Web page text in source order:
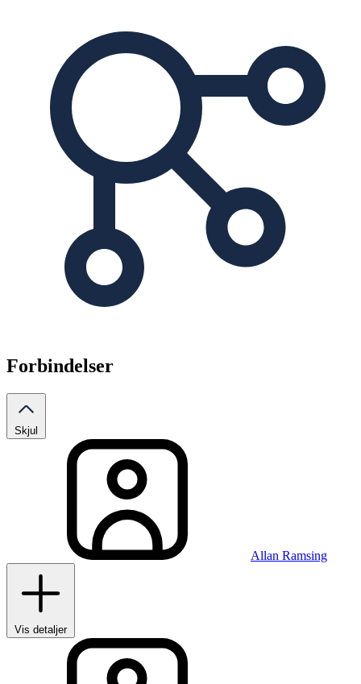
Forbindelser
Skjul
Allan Ramsing
Vis detaljer